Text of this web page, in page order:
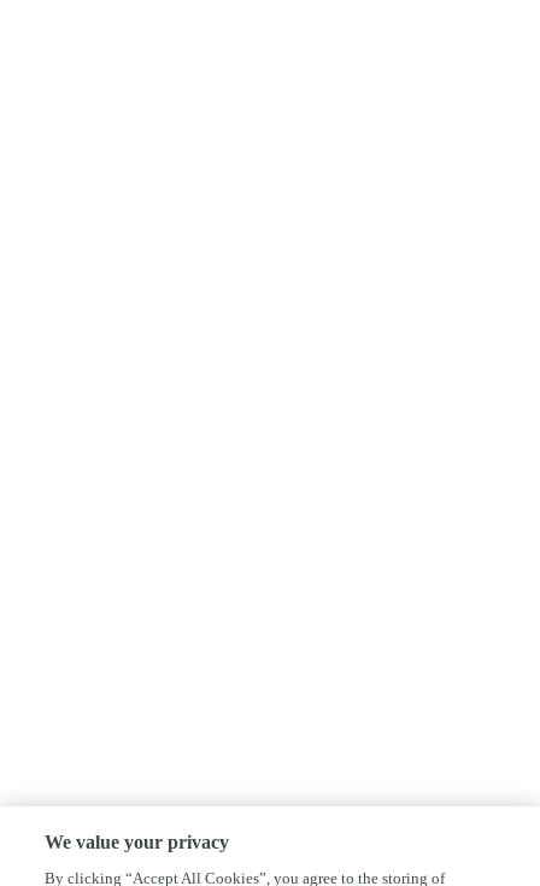
We value your privacy
By clicking “Accept All Cookies”, you agree to the storing of